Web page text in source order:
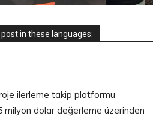
in these languages:
ilerleme takip platformu
milyon dolar değerleme üzerinden